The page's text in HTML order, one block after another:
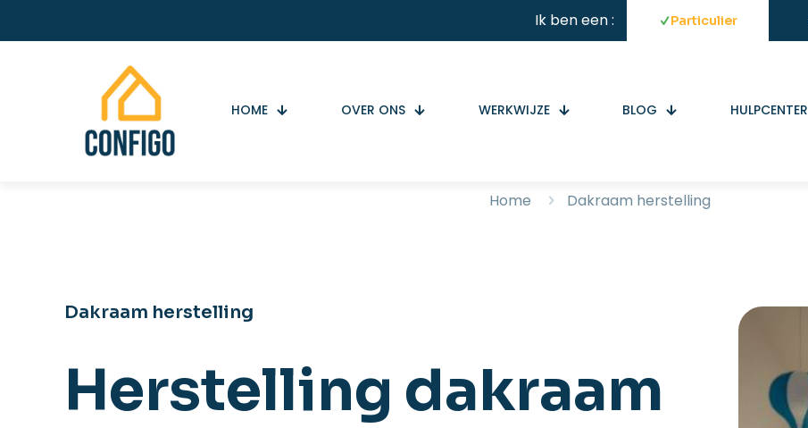
Ik ben een : Particulier
HOME OVER ONS WERKWIJZE BLOG HULPCENTER
Home Dakraam herstelling
Dakraam herstelling
Herstelling dakraam